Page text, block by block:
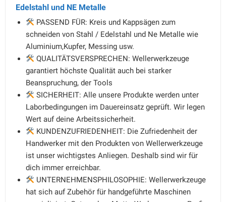
Edelstahl und NE Metalle
PASSEND FÜR: Kreis und Kappsägen zum
schneiden von Stahl / Edelstahl und Ne Metalle wie
Aluminium,Kupfer, Messing usw.
QUALITÄTSVERSPRECHEN: Wellerwerkzeuge
garantiert höchste Qualität auch bei starker
Beanspruchung, der Tools
SICHERHEIT: Alle unsere Produkte werden unter
Laborbedingungen im Dauereinsatz geprüft. Wir legen
Wert auf deine Arbeitssicherheit.
KUNDENZUFRIEDENHEIT: Die Zufriedenheit der
Handwerker mit den Produkten von Wellerwerkzeuge
ist unser wichtigstes Anliegen. Deshalb sind wir für
dich immer erreichbar.
UNTERNEHMENSPHILOSOPHIE: Wellerwerkzeuge
hat sich auf Zubehör für handgeführte Maschinen